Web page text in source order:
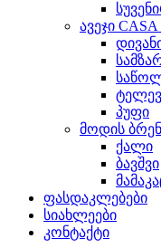
ავეჯი
პუფი
მოდის
ქალი
ბავშვი
ფასდაკლებები
სიახლეები
კონტაქტი